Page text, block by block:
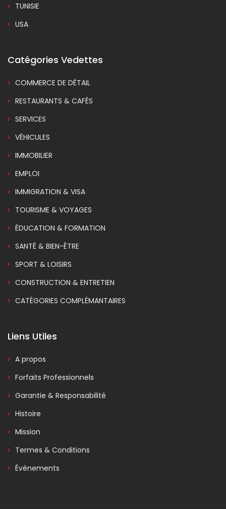
TUNISIE
USA
Catégories Vedettes
COMMERCE DE DÉTAIL
RESTAURANTS & CAFÉS
SERVICES
VÉHICULES
IMMOBILIER
EMPLOI
IMMIGRATION & VISA
TOURISME & VOYAGES
ÉDUCATION & FORMATION
SANTÉ & BIEN-ÊTRE
SPORT & LOISIRS
CONSTRUCTION & ENTRETIEN
CATÉGORIES COMPLÉMANTAIRES
Liens Utiles
A propos
Forfaits Professionnels
Garantie & Responsabilité
Histoire
Mission
Termes & Conditions
Événements